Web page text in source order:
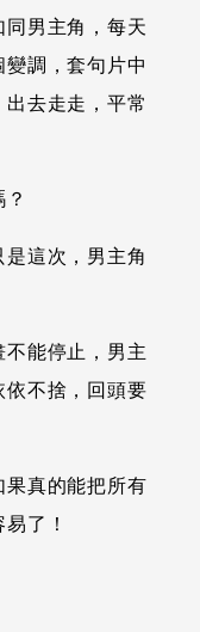
同男主角，每天
調，套句片中
去走走，平常
這次，男主角
不能停止，男主
依不捨，回頭要
果真的能把所有
了！